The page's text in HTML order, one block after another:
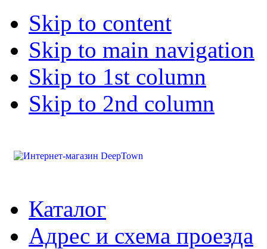
Skip to content
Skip to main navigation
Skip to 1st column
Skip to 2nd column
Каталог
Адрес и схема проезда